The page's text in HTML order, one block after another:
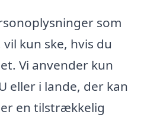
som
kun ske, hvis du
Vi anvender kun
eller i lande, der kan
en tilstrækkelig